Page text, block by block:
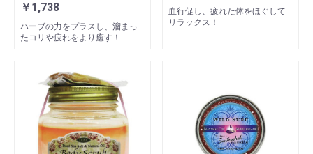
￥1,738
ハーブの力をプラスし、溜まっ
たコリや疲れをより癒す！
血行促し、疲れた体をほぐして
リラックス！